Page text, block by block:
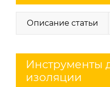
Описание статьи
Инструменты
изоляции